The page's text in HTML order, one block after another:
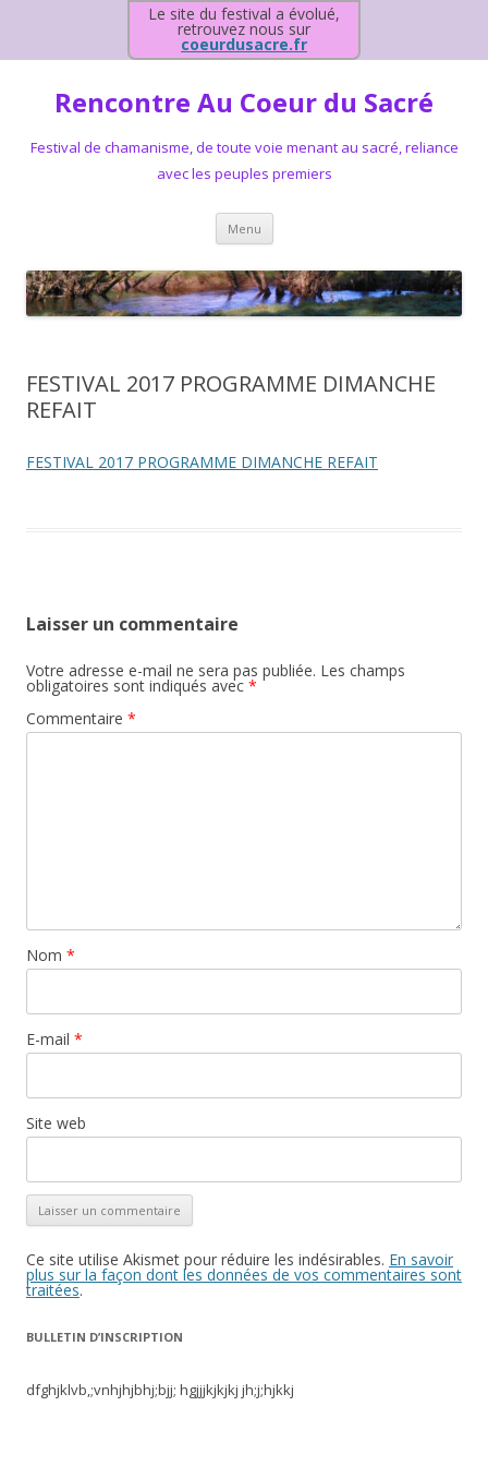
Le site du festival a évolué,
retrouvez nous sur
coeurdusacre.fr
Rencontre Au Coeur du Sacré
Festival de chamanisme, de toute voie menant au sacré, reliance
avec les peuples premiers
Menu Aller au contenu principal
FESTIVAL 2017 PROGRAMME DIMANCHE
REFAIT
FESTIVAL 2017 PROGRAMME DIMANCHE REFAIT
Laisser un commentaire
Votre adresse e-mail ne sera pas publiée. Les champs
obligatoires sont indiqués avec *
Commentaire *
Nom *
E-mail *
Site web
Ce site utilise Akismet pour réduire les indésirables. En savoir
plus sur la façon dont les données de vos commentaires sont
traitées.
BULLETIN D’INSCRIPTION
dfghjklvb,;vnhjhjbhj;bjj; hgjjjkjkjkj jh;j;hjkkj